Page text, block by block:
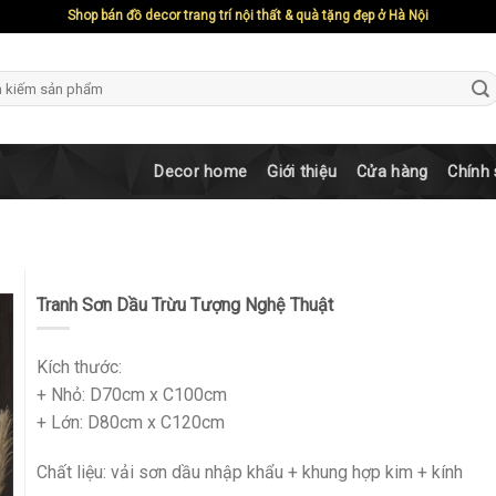
Shop bán đồ decor trang trí nội thất & quà tặng đẹp ở Hà Nội
Decor home Giới thiệu Cửa hàng Chính
Tranh Sơn Dầu Trừu Tượng Nghệ Thuật
Kích thước:
+ Nhỏ: D70cm x C100cm
+ Lớn: D80cm x C120cm
Chất liệu: vải sơn dầu nhập khẩu + khung hợp kim + kính